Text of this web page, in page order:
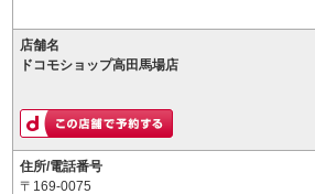
店舗名
ドコモショップ高田馬場店
住所/電話番号
〒169-0075